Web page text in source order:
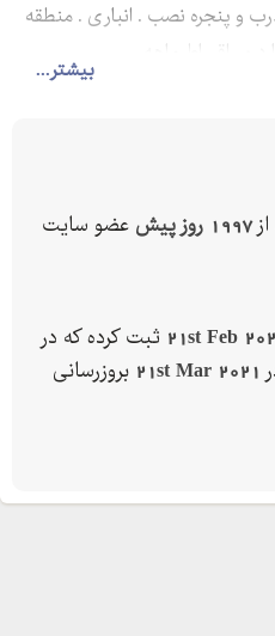
بیشتر...
و پنجره نصب . انباری . منطقه
کامل . استخر دار. انباری .
. سنددار. سقف کناف . پنجره
و . اقساط ماهه
ما بپیوندید:
در منطقه توریستی مازندران .
1997 روز پیش
عضو سایت
21st Feb ثبت کرده که در
21st Mar 2021 بروزرسانی